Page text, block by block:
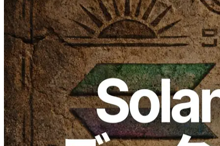
ELSOUL LABO B.V.（本社：オランダ・アムステルダム、代
表取締役 CEO：川崎文武）と Validators DAO が運営する
ERPC は、Solana RPC において、ヒストリカルデータ（過去
履歴データ）へのアクセスを正式に提供開始したことをお知